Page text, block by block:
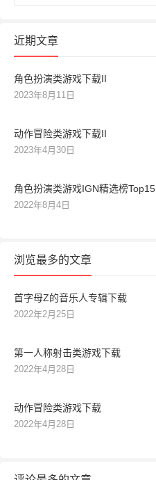
近期文章
角色扮演类游戏下载II
2023年8月11日
动作冒险类游戏下载II
2023年4月30日
角色扮演类游戏IGN精选榜Top15
2022年8月4日
浏览最多的文章
首字母Z的音乐人专辑下载
2022年2月25日
第一人称射击类游戏下载
2022年4月28日
动作冒险类游戏下载
2022年4月28日